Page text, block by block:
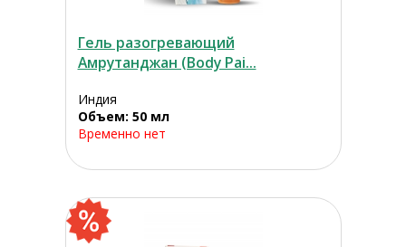
Гель разогревающий
Амрутанджан (Body Pai...
Индия
Объем: 50 мл
Временно нет